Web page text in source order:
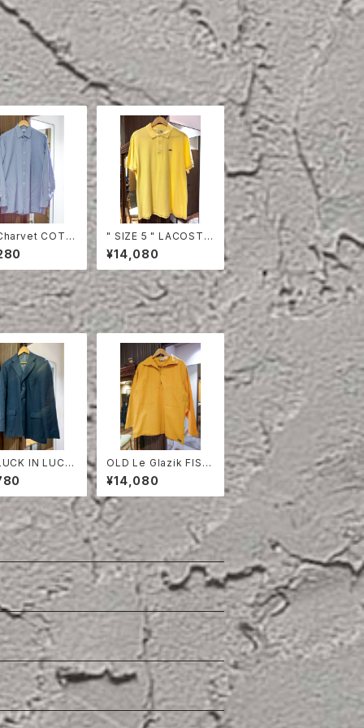
COTT
" SIZE 5 " LACOSTE
POLO SHIRT YELLO
W
¥14,080
IN LUCK
TAILORED JA
OLD Le Glazik FISH
ERMAN SMOCK
¥14,080